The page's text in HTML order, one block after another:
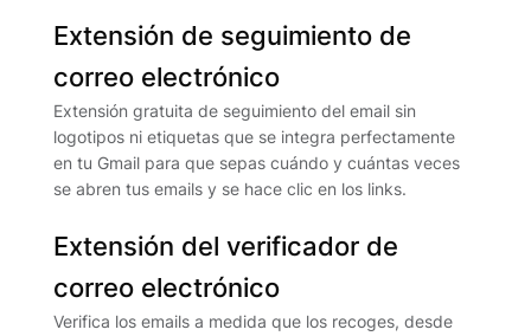
Extensión de seguimiento de
correo electrónico
Extensión gratuita de seguimiento del email sin
logotipos ni etiquetas que se integra perfectamente
en tu Gmail para que sepas cuándo y cuántas veces
se abren tus emails y se hace clic en los links.
Extensión del verificador de
correo electrónico
Verifica los emails a medida que los recoges, desde